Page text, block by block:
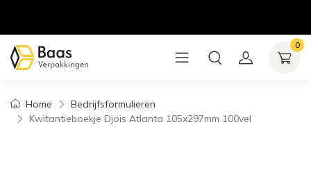
0
Home
Bedrijfsformulieren
Kwitantieboekje Djois Atlanta 105x297mm 100vel